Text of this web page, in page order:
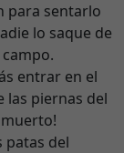
para sentarlo
lo saque de
entrar en el
las piernas del
patas del